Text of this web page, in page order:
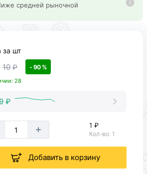
средней рыночной
за шт
10 ₽ - 90 %
28
9 ₽
1 ₽
Кол-во: 1
Добавить в корзину